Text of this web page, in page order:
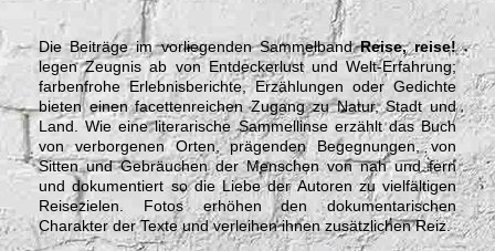
Die Beiträge im vorliegenden SammelbandReise, reise!
legen Zeugnis ab von Entdeckerlust und Welt-Erfahrung;
farbenfrohe Erlebnisberichte, Erzählungen oder Gedichte
bieten einen facettenreichen Zugang zu Natur, Stadt und
Land. Wie eine literarische Sammellinse erzählt das Buch
von verborgenen Orten, prägenden Begegnungen, von
Sitten und Gebräuchen der Menschen von nah und fern
und dokumentiert so die Liebe der Autoren zu vielfältigen
Reisezielen. Fotos erhöhen den dokumentarischen
Charakter der Texte und verleihen ihnen zusätzlichen Reiz.